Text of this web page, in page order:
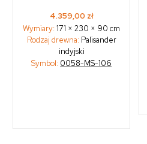
4.359,00 zł
Wymiary:171 × 230 × 90 cm
Rodzaj drewna: Palisander
indyjski
Symbol: 0058-MS-106